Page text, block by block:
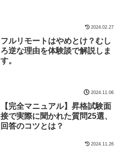
2024.02.27
フルリモートはやめとけ？むし
ろ逆な理由を体験談で解説しま
す。
2024.11.06
【完全マニュアル】昇格試験面
接で実際に聞かれた質問25選、
回答のコツとは？
2024.11.26